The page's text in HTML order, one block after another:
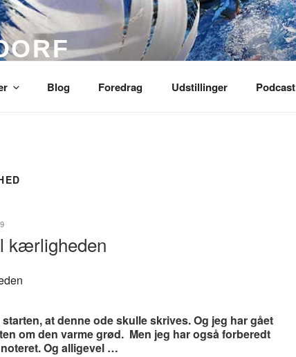
Blog Foredrag Udstillinger Podcast
kærligheden
at denne ode skulle skrives. Og jeg har gået
om den varme grød. Men jeg har også forberedt
Og alligevel …